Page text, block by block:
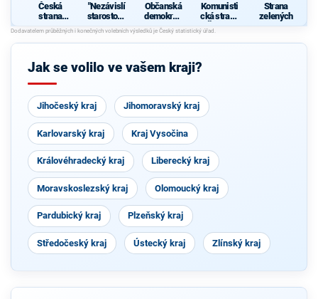
Česká
strana
sociálně
demokrati
cká
"Nezávislí
starostové
pro kraj"
Občanská
demokrati
cká strana
Komunisti
cká strana
Čech a
Moravy
Strana
zelených
Jak se volilo ve vašem kraji?
Jihočeský kraj Jihomoravský kraj
Karlovarský kraj Kraj Vysočina
Královéhradecký kraj Liberecký kraj
Moravskoslezský kraj Olomoucký kraj
Pardubický kraj Plzeňský kraj
Středočeský kraj Ústecký kraj Zlínský kraj